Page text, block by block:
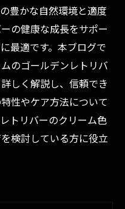
豊かな自然環境と適度
の健康な成長をサポー
最適です。本ブログで
のゴールデンレトリバ
しく解説し、信頼でき
性やケア方法について
トリバーのクリーム色
検討している方に役立